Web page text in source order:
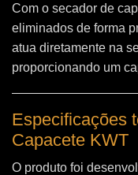
Com o secador de
eliminados de forma
atua diretamente na
proporcionando um
Especificações
Capacete KWT
O produto foi